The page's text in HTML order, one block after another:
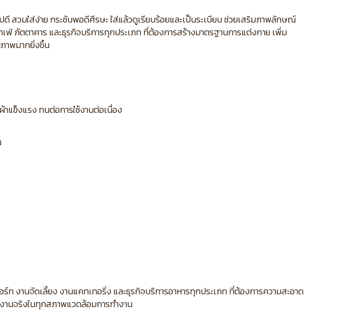
วมใส่ง่าย กระชับพอดีศีรษะ ใส่แล้วดูเรียบร้อยและเป็นระเบียบ ช่วยเสริมภาพลักษณ์
ฟ่ ภัตตาคาร และธุรกิจบริการทุกประเภท ที่ต้องการสร้างมาตรฐานการแต่งกาย เพิ่ม
าพมากยิ่งขึ้น
แข็งแรง ทนต่อการใช้งานต่อเนื่อง
ท งานจัดเลี้ยง งานแคทเทอริ่ง และธุรกิจบริการอาหารทุกประเภท ที่ต้องการความสะอาด
านจริงในทุกสภาพแวดล้อมการทำงาน